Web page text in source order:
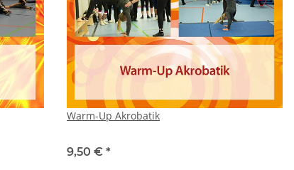
Warm-Up Akrobatik
9,50 € *